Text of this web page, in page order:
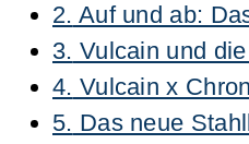
2. Auf und ab:
3. Vulcain und
4. Vulcain x
5. Das neue